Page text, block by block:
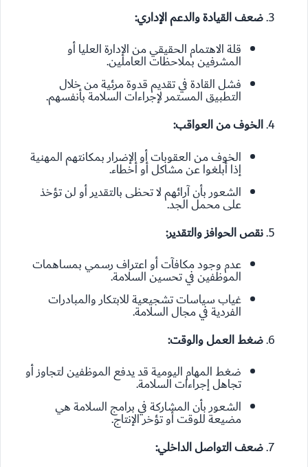
ضعف القيادة والدعم الإداري:
قلة الاهتمام الحقيقي من الإدارة العليا أو
المشرفين بملاحظات العاملين.
فشل القادة في تقديم قدوة مرئية من خلال
التطبيق المستمر لإجراءات السلامة بأنفسهم.
الخوف من العواقب:
الخوف من العقوبات أو الإضرار بمكانتهم المهنية
إذا أبلغوا عن مشاكل أو أخطاء.
الشعور بأن آرائهم لا تحظى بالتقدير أو لن تؤخذ
على محمل الجد.
نقص الحوافز والتقدير:
عدم وجود مكافآت أو اعتراف رسمي بمساهمات
الموظفين في تحسين السلامة.
غياب سياسات تشجيعية للابتكار والمبادرات
الفردية في مجال السلامة.
ضغط العمل والوقت:
ضغط المهام اليومية قد يدفع الموظفين لتجاوز أو
تجاهل إجراءات السلامة.
الشعور بأن المشاركة في برامج السلامة هي
مضيعة للوقت أو تؤخر الإنتاج.
ضعف التواصل الداخلي: